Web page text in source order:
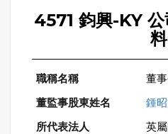
4571 鈞興-KY
料
董
鍾
英